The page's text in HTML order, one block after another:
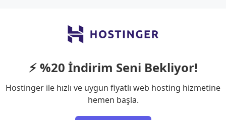
⚡ %20 İndirim Seni Bekliyor!
Hostinger ile hızlı ve uygun fiyatlı web hosting hizmetine
hemen başla.